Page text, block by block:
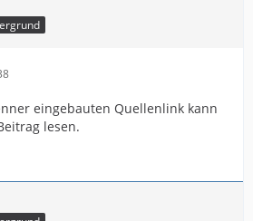
eingebauten Quellenlink kann
lesen.